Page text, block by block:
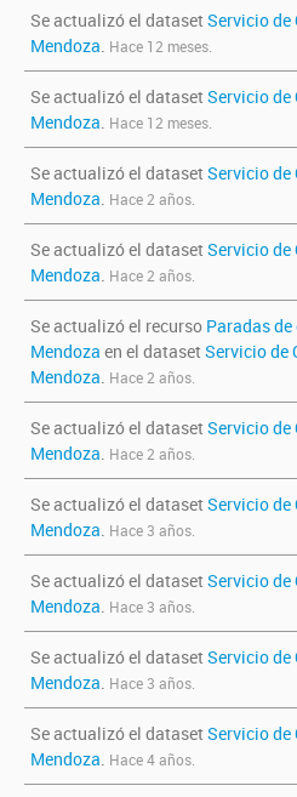
Se actualizó el dataset Servicio de
Mendoza. Hace 12 meses.
Se actualizó el dataset Servicio de
Mendoza. Hace 12 meses.
Se actualizó el dataset Servicio de
Mendoza. Hace 2 años.
Se actualizó el dataset Servicio de
Mendoza. Hace 2 años.
Se actualizó el recurso Paradas
Mendoza en el dataset Servicio de
Mendoza. Hace 2 años.
Se actualizó el dataset Servicio de
Mendoza. Hace 2 años.
Se actualizó el dataset Servicio de
Mendoza. Hace 3 años.
Se actualizó el dataset Servicio de
Mendoza. Hace 3 años.
Se actualizó el dataset Servicio de
Mendoza. Hace 3 años.
Se actualizó el dataset Servicio de
Mendoza. Hace 4 años.